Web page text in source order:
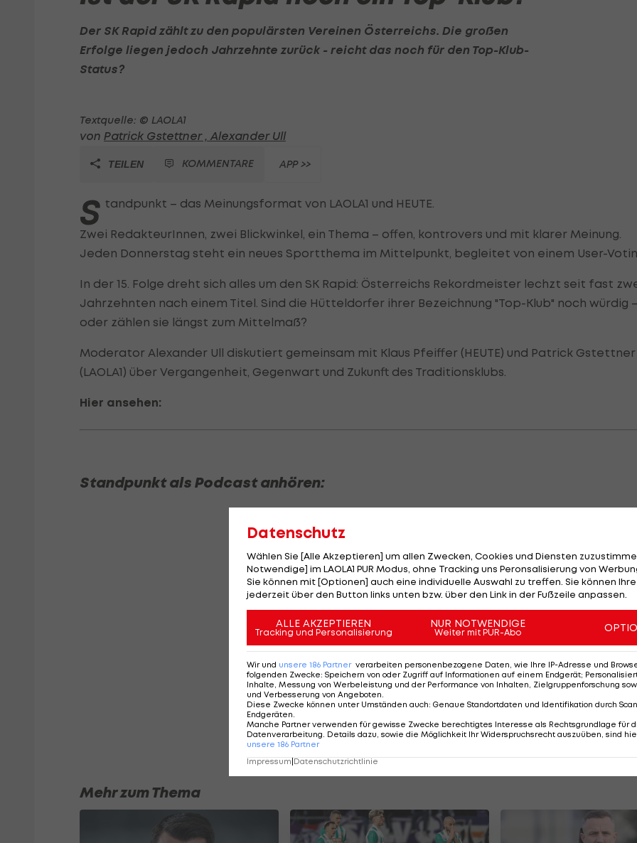
Der SK Rapid zählt zu den populärsten Vereinen Österreichs. Die großen
Erfolge liegen jedoch Jahrzehnte zurück - reicht das noch für den Top-Klub-
Status?
Textquelle: © LAOLA1
von Patrick Gstettner , Alexander Ull
TEILEN KOMMENTARE APP >>
S tandpunkt – das Meinungsformat von LAOLA1 und HEUTE.
Zwei RedakteurInnen, zwei Blickwinkel, ein Thema – offen, kontrovers und mit klarer Meinung.
Jeden Donnerstag steht ein neues Sportthema im Mittelpunkt, begleitet von einem User-
In der 15. Folge dreht sich alles um den SK Rapid: Österreichs Rekordmeister lechzt seit fast
Jahrzehnten nach einem Titel. Sind die Hütteldorfer ihrer Bezeichnung "Top-Klub" noch würdig –
oder zählen sie längst zum Mittelmaß?
Moderator Alexander Ull diskutiert gemeinsam mit Klaus Pfeiffer (HEUTE) und Patrick Gstettner
(LAOLA1) über Vergangenheit, Gegenwart und Zukunft des Traditionsklubs.
Hier ansehen:
Standpunkt als Podcast anhören:
Mehr zum Thema
Datenschutz
Wählen Sie [Alle Akzeptieren] um allen Zwecken, Cookies und Diensten
Notwendige] im LAOLA1 PUR Modus, ohne Tracking uns Peronsalisierung von
Sie können mit [Optionen] auch eine individuelle Auswahl zu treffen. Sie können
jederzeit über den Button links unten bzw. über den Link in der Fußzeile anpassen.
ALLE AKZEPTIEREN
Tracking und Personalisierung
NUR NOTWENDIGE
Weiter mit PUR-Abo
Wir und unsere 186 Partner verarbeiten personenbezogene Daten, wie Ihre IP-Adresse und
folgenden Zwecke: Speichern von oder Zugriff auf Informationen auf einem Endgerät;
Inhalte, Messung von Werbeleistung und der Performance von Inhalten, Zielgruppenforschung
und Verbesserung von Angeboten.
Diese Zwecke können unter Umständen auch: Genaue Standortdaten und Identifikation durch
Endgeräten.
Manche Partner verwenden für gewisse Zwecke berechtigtes Interesse als Rechtsgrundlage für
Datenverarbeitung. Details dazu, sowie die Möglichkeit Ihr Widerspruchsrecht auszuüben, sind
unsere 186 Partner
Impressum Datenschutzrichtlinie